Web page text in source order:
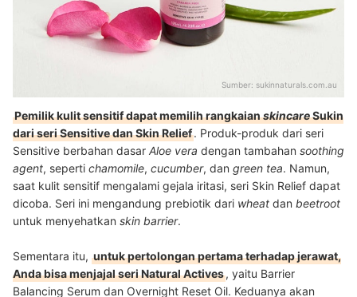
Sumber: sukinnaturals.com.au
Pemilik kulit sensitif dapat memilih rangkaianskincareSukin
dari seri Sensitive dan Skin Relief. Produk-produk dari seri
Sensitive berbahan dasar Aloe vera dengan tambahan soothing
agent, seperti chamomile, cucumber, dan green tea. Namun,
saat kulit sensitif mengalami gejala iritasi, seri Skin Relief dapat
dicoba. Seri ini mengandung prebiotik dari wheat dan beetroot
untuk menyehatkan skin barrier.
Sementara itu, untuk pertolongan pertama terhadap jerawat,
Anda bisa menjajal seri Natural Actives, yaitu Barrier
Balancing Serum dan Overnight Reset Oil. Keduanya akan